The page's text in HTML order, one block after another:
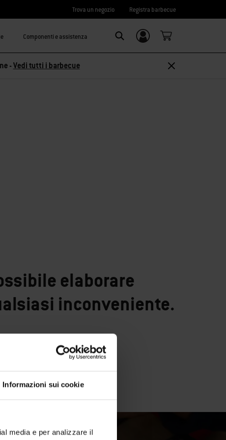
Informazioni sui cookie
media e per analizzare il
Trova un negozio Registra barbecue
Componenti e assistenza
Accedi/
Registrati
-Vedi tutti i barbecue
elaborare
inconveniente.